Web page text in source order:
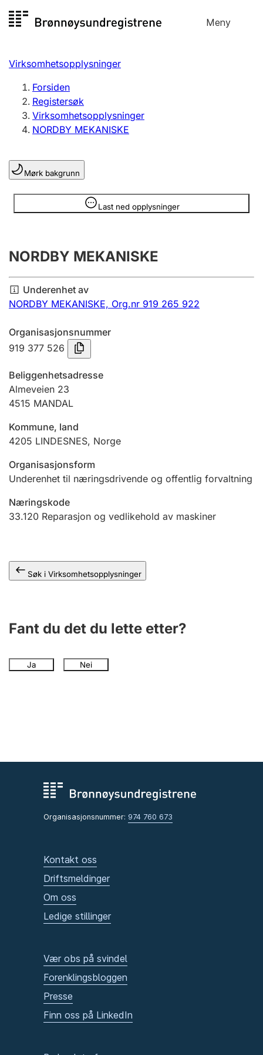
til
Meny
Registersøk
Aksjeselskap
Enkeltpersonforetak
Registrere, endre, slette
Lag og forening
Registrere, endre, slette
Årsregnskap
Innsending og forsinkelsesgebyr
Tinglysing
Jeger
Betaling og jegeravgiftskort
Ektepaktveileder
Virksomhetsopplysninger
Forsiden
Registersøk
Virksomhetsopplysninger
NORDBY MEKANISKE
Mørk bakgrunn
Last ned opplysninger
Opplysninger er skjult
NORDBY MEKANISKE
Underenhet av
NORDBY MEKANISKE, Org.nr 919 265 922
Organisasjonsnummer
919 377 526
Beliggenhetsadresse
Almeveien 23
4515 MANDAL
Kommune, land
4205 LINDESNES, Norge
Organisasjonsform
Underenhet til næringsdrivende og offentlig forvaltning
Næringskode
33.120 Reparasjon og vedlikehold av maskiner
Søk i Virksomhetsopplysninger
Fant du det du lette etter?
Ja Nei
Organisasjonsnummer: 974 760 673
Kontakt oss
Driftsmeldinger
Om oss
Ledige stillinger
Vær obs på svindel
Forenklingsbloggen
Presse
Finn oss på LinkedIn